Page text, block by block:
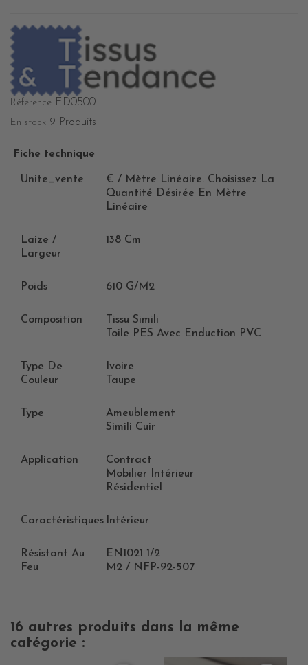
Référence ED0500
En stock 9 Produits
Fiche technique
Unite_vente
€ / Mètre Linéaire. Choisissez La
Quantité Désirée En Mètre
Linéaire
Laize /
Largeur
138 Cm
Poids 610 G/m2
Composition
Tissu Simili
Toile PES Avec Enduction PVC
Type De
Couleur
Ivoire
Taupe
Type
Ameublement
Simili Cuir
Application
Contract
Mobilier Intérieur
Résidentiel
Caractéristiques Intérieur
Résistant Au
Feu
EN1021 1/2
M2 / NFP-92-507
16 autres produits dans la même
catégorie :